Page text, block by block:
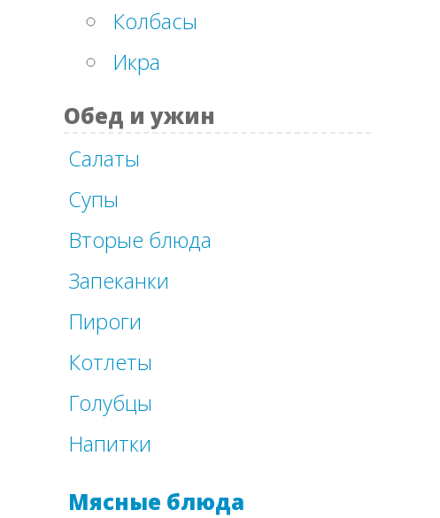
Колбасы
Икра
Обед и ужин
Салаты
Супы
Вторые блюда
Запеканки
Пироги
Котлеты
Голубцы
Напитки
Мясные блюда